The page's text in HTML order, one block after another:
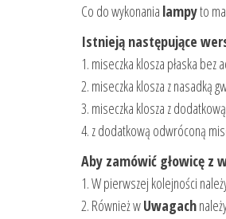
Co do wykonania lampyto
Istnieją następujące
1. miseczka klosza płaska bez
2. miseczka klosza z nasadką
3. miseczka klosza z
4. z dodatkową odwróconą
Aby zamówić głowicę z
1. W pierwszej kolejności
2. Również wUwagach